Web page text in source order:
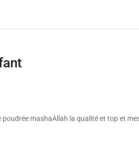
mashaAllah la qualité et top et